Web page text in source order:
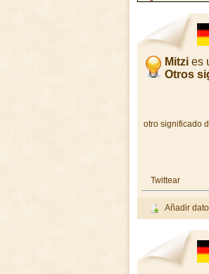
Mitzies
Otros
otro significado
Twittear
Añadir